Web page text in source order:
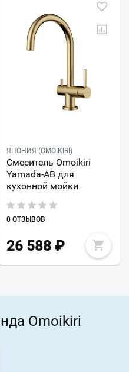
ЯПОНИЯ (OMOIKIRI)
Смеситель Omoikiri
Yamada-AB для
кухонной мойки
0 ОТЗЫВОВ
26 588₽
Omoikiri